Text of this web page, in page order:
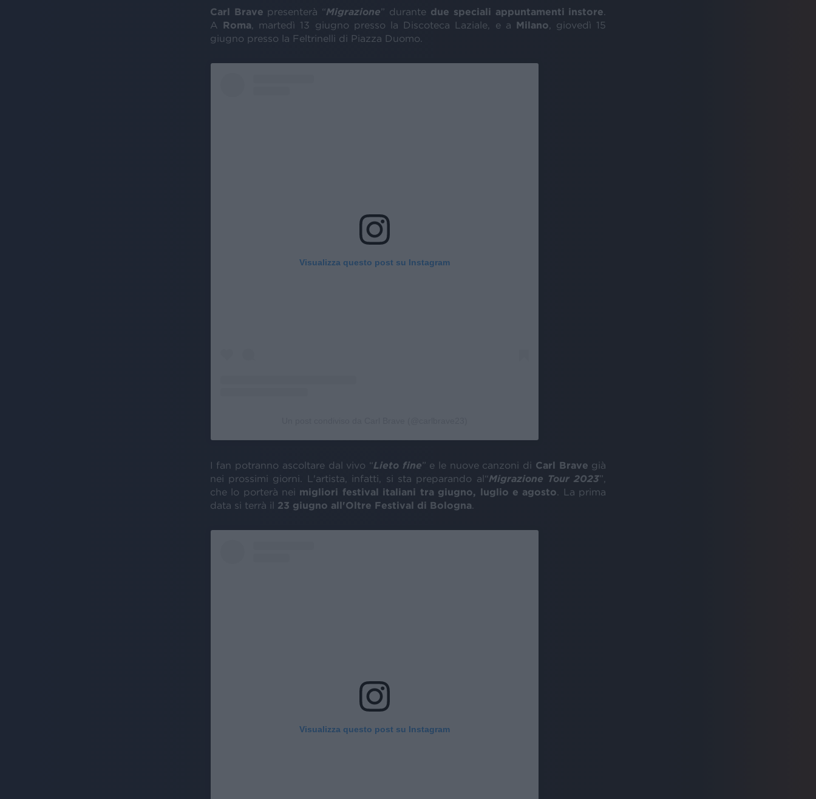
Carl Brave presenterà “Migrazione” durante due speciali appuntamenti instore
A Roma , martedì 13 giugno presso la Discoteca Laziale, e a Milano , giovedì 15
giugno presso la Feltrinelli di Piazza Duomo.
Visualizza questo post su Instagram
I fan potranno ascoltare dal vivo “Lieto fine” e le nuove canzoni di Carl Brave già
nei prossimi giorni. L'artista, infatti, si sta preparando al“Migrazione Tour 2023”,
che lo porterà nei migliori festival italiani tra giugno, luglio e agosto . La prima
data si terrà il 23 giugno all'Oltre Festival di Bologna
Visualizza questo post su Instagram